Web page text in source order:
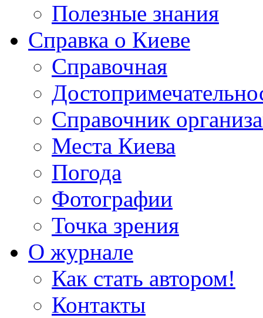
Полезные знания
Справка о Киеве
Справочная
Справочник
Места Киева
Погода
Фотографии
Точка зрения
О журнале
Как стать автором!
Контакты